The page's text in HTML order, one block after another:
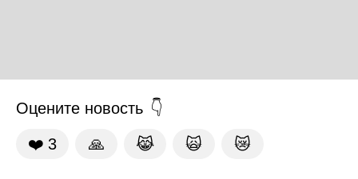
Оцените новость
❤️ 3 🙏 😹 🙀 😿